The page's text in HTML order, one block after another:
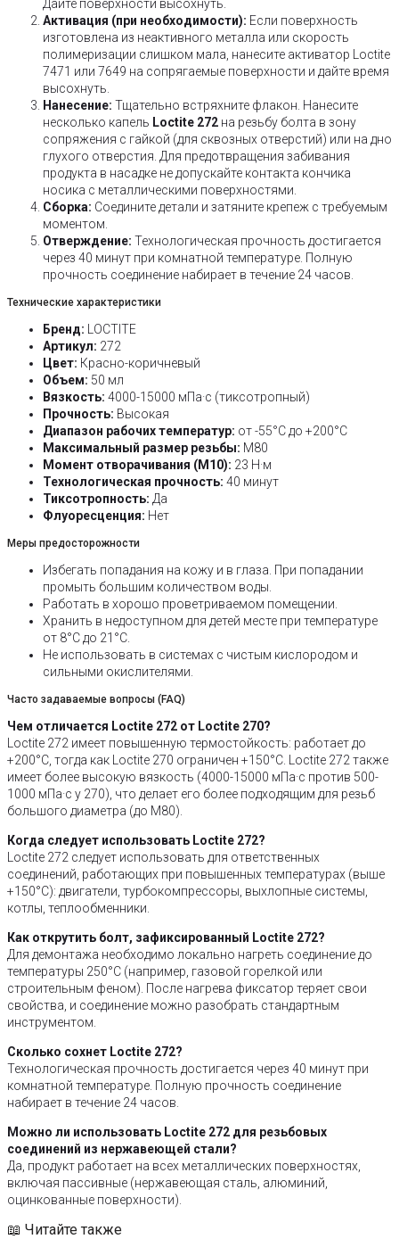
Дайте поверхности высохнуть.
Активация (при необходимости): Если поверхность
изготовлена из неактивного металла или скорость
полимеризации слишком мала, нанесите активатор Loctite
7471 или 7649 на сопрягаемые поверхности и дайте время
высохнуть.
Нанесение: Тщательно встряхните флакон. Нанесите
несколько капель Loctite 272 на резьбу болта в зону
сопряжения с гайкой (для сквозных отверстий) или на дно
глухого отверстия. Для предотвращения забивания
продукта в насадке не допускайте контакта кончика
носика с металлическими поверхностями.
Сборка: Соедините детали и затяните крепеж с требуемым
моментом.
Отверждение: Технологическая прочность достигается
через 40 минут при комнатной температуре. Полную
прочность соединение набирает в течение 24 часов.
Технические характеристики
Бренд: LOCTITE
Артикул: 272
Цвет: Красно-коричневый
Объем: 50 мл
Вязкость: 4000-15000 мПа·с (тиксотропный)
Прочность: Высокая
Диапазон рабочих температур: от -55°C до +200°C
Максимальный размер резьбы: M80
Момент отворачивания (M10): 23 Н·м
Технологическая прочность: 40 минут
Тиксотропность: Да
Флуоресценция: Нет
Меры предосторожности
Избегать попадания на кожу и в глаза. При попадании
промыть большим количеством воды.
Работать в хорошо проветриваемом помещении.
Хранить в недоступном для детей месте при температуре
от 8°C до 21°C.
Не использовать в системах с чистым кислородом и
сильными окислителями.
Часто задаваемые вопросы (FAQ)
Чем отличается Loctite 272 от Loctite 270?
Loctite 272 имеет повышенную термостойкость: работает до
+200°C, тогда как Loctite 270 ограничен +150°C. Loctite 272 также
имеет более высокую вязкость (4000-15000 мПа·с против 500-
1000 мПа·с у 270), что делает его более подходящим для резьб
большого диаметра (до M80).
Когда следует использовать Loctite 272?
Loctite 272 следует использовать для ответственных
соединений, работающих при повышенных температурах (выше
+150°C): двигатели, турбокомпрессоры, выхлопные системы,
котлы, теплообменники.
Как открутить болт, зафиксированный Loctite 272?
Для демонтажа необходимо локально нагреть соединение до
температуры 250°C (например, газовой горелкой или
строительным феном). После нагрева фиксатор теряет свои
свойства, и соединение можно разобрать стандартным
инструментом.
Сколько сохнет Loctite 272?
Технологическая прочность достигается через 40 минут при
комнатной температуре. Полную прочность соединение
набирает в течение 24 часов.
Можно ли использовать Loctite 272 для резьбовых
соединений из нержавеющей стали?
Да, продукт работает на всех металлических поверхностях,
включая пассивные (нержавеющая сталь, алюминий,
оцинкованные поверхности).
📖 Читайте также